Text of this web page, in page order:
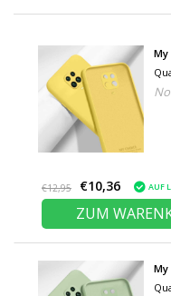
My
€12,95 €10,36 AUF
ZUM
My